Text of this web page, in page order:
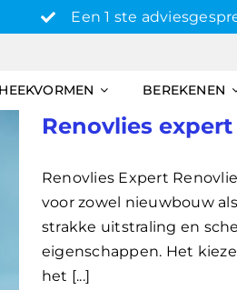
Een 1 ste
BEREKENEN
Renovlies expert
Renovlies Expert
voor zowel nieuwbouw
strakke uitstraling en
eigenschappen. Het
het [...]